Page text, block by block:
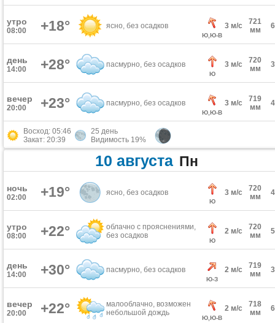
утро
08:00 +18° ясно, без осадков
Ю,Ю-В
3 м/с
721
мм
день
14:00 +28° пасмурно, без осадков
Ю
3 м/с
720
мм
вечер
20:00 +23° пасмурно, без осадков
Ю,Ю-В
3 м/с
719
мм
Восход: 05:46
Закат: 20:39
25 день
Видимость 19%
10 августа Пн
ночь
02:00 +19° ясно, без осадков
Ю
3 м/с
720
мм
утро
08:00 +22°
облачно с прояснениями,
без осадков
Ю
2 м/с
720
мм
день
14:00 +30° пасмурно, без осадков
Ю-З
2 м/с
719
мм
вечер
20:00 +22°
малооблачно, возможен
небольшой дождь
Ю,Ю-В
2 м/с
718
мм